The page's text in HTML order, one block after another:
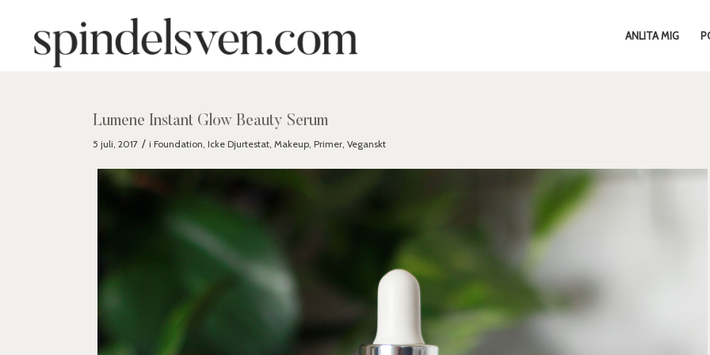
ANLITA MIG
Lumene Instant Glow Beauty Serum
5 juli, 2017 / iFoundation,Icke Djurtestat,Makeup,Primer,Veganskt